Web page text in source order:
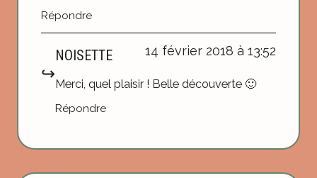
Répondre
NOISETTE 14 février 2018 à 13:52
Merci, quel plaisir ! Belle découverte 🙂
Répondre